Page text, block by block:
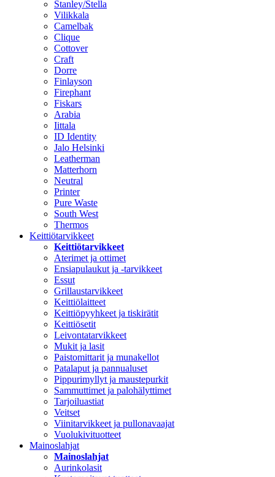
Stanley/Stella
Vilikkala
Camelbak
Clique
Cottover
Craft
Dorre
Finlayson
Firephant
Fiskars
Arabia
Iittala
ID Identity
Jalo Helsinki
Leatherman
Matterhorn
Neutral
Printer
Pure Waste
South West
Thermos
Keittiötarvikkeet
Keittiötarvikkeet
Aterimet ja ottimet
Ensiapulaukut ja -tarvikkeet
Essut
Grillaustarvikkeet
Keittiölaitteet
Keittiöpyyhkeet ja tiskirätit
Keittiösetit
Leivontatarvikkeet
Mukit ja lasit
Paistomittarit ja munakellot
Patalaput ja pannualuset
Pippurimyllyt ja maustepurkit
Sammuttimet ja palohälyttimet
Tarjoiluastiat
Veitset
Viinitarvikkeet ja pullonavaajat
Vuolukivituotteet
Mainoslahjat
Mainoslahjat
Aurinkolasit